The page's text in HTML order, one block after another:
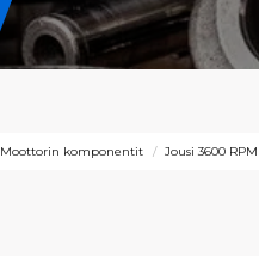
Moottorin komponentit Jousi 3600